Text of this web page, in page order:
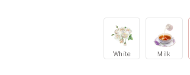
White Milk